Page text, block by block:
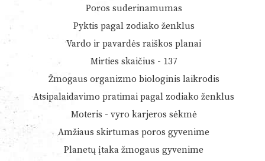
Poros suderinamumas
Pyktis pagal zodiako ženklus
Vardo ir pavardės raiškos planai
Mirties skaičius - 137
Žmogaus organizmo biologinis laikrodis
Atsipalaidavimo pratimai pagal zodiako ženklus
Moteris - vyro karjeros sėkmė
Amžiaus skirtumas poros gyvenime
Planetų įtaka žmogaus gyvenime